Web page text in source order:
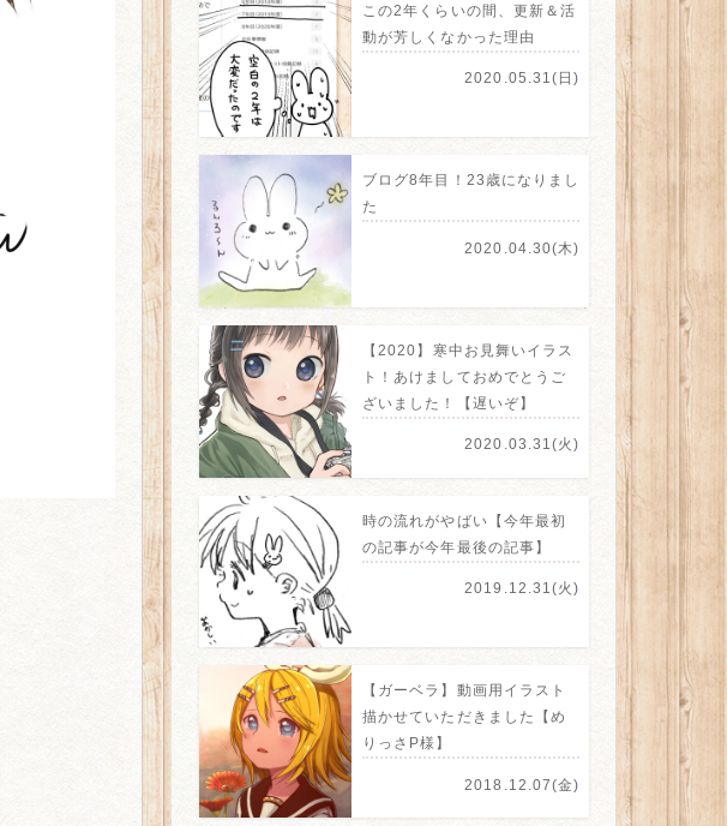
この2年くらいの間、更新＆活
動が芳しくなかった理由
2020.05.31(日)
ブログ8年目！23歳になりまし
た
2020.04.30(木)
【2020】寒中お見舞いイラス
ト！あけましておめでとうご
ざいました！【遅いぞ】
2020.03.31(火)
時の流れがやばい【今年最初
の記事が今年最後の記事】
2019.12.31(火)
【ガーベラ】動画用イラスト
描かせていただきました【め
りっさP様】
2018.12.07(金)